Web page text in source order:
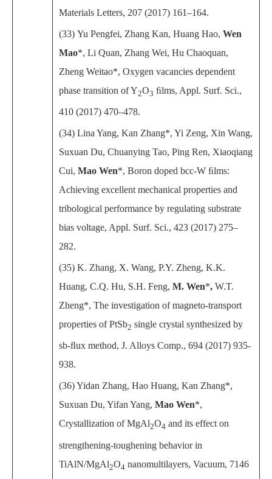
Materials Letters, 207 (2017) 161–164.
(33) Yu Pengfei, Zhang Kan, Huang Hao, Wen
Mao*, Li Quan, Zhang Wei, Hu Chaoquan,
Zheng Weitao*, Oxygen vacancies dependent
phase transition of Y2O3 ﬁlms, Appl. Surf. Sci.,
410 (2017) 470–478.
(34) Lina Yang, Kan Zhang*, Yi Zeng, Xin Wang,
Suxuan Du, Chuanying Tao, Ping Ren, Xiaoqiang
Cui, Mao Wen*, Boron doped bcc-W ﬁlms:
Achieving excellent mechanical properties and
tribological performance by regulating substrate
bias voltage, Appl. Surf. Sci., 423 (2017) 275–
282.
(35) K. Zhang, X. Wang, P.Y. Zheng, K.K.
Huang, C.Q. Hu, S.H. Feng, M. Wen*, W.T.
Zheng*, The investigation of magneto-transport
properties of PtSb2 single crystal synthesized by
sb-ﬂux method, J. Alloys Comp., 694 (2017) 935-
938.
(36) Yidan Zhang, Hao Huang, Kan Zhang*,
Suxuan Du, Yifan Yang, Mao Wen*,
Crystallization of MgAl2O4 and its effect on
strengthening-toughening behavior in
TiAlN/MgAl2O4 nanomultilayers, Vacuum, 7146